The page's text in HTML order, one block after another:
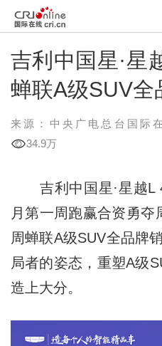
吉利中国星·星
蝉联A级SUV全
来源： 中央广电总台国际
34.9万
吉利中国星·星越L
月第一周跑赢合资勇
周蝉联A级SUV全品牌
局者的姿态，重塑A级
造上大分。